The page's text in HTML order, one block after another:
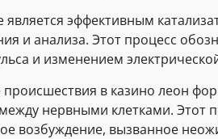
эффективным
и анализа. Этот процесс
и изменением
происшествия в казино леон
нервными клетками. Этот
возбуждение, вызванное